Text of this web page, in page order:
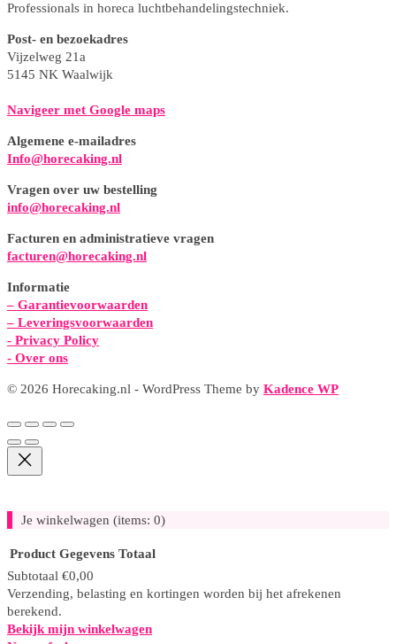
Professionals in horeca luchtbehandelingstechniek.
Post- en bezoekadres
Vijzelweg 21a
5145 NK Waalwijk
Navigeer met Google maps
Algemene e-mailadres
Info@horecaking.nl
Vragen over uw bestelling
info@horecaking.nl
Facturen en administratieve vragen
facturen@horecaking.nl
Informatie
– Garantievoorwaarden
– Leveringsvoorwaarden
- Privacy Policy
- Over ons
© 2026 Horecaking.nl - WordPress Theme by Kadence WP
Je winkelwagen (items: 0)
Producten
in
Product Gegevens Totaal
Subtotaal €0,00
Verzending, belasting en kortingen worden bij het afrekenen
berekend.
Bekijk mijn winkelwagen